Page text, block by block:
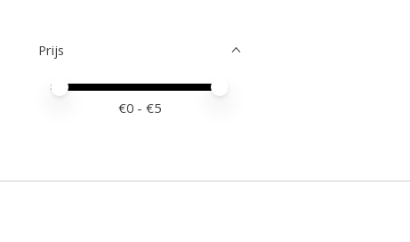
Prijs
Minimale prijswaarde
Price maximum value
€0 - €5